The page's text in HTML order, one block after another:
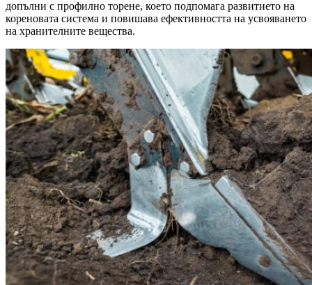
допълни с профилно торене, което подпомага развитието на
кореновата система и повишава ефективността на усвояването
на хранителните вещества.